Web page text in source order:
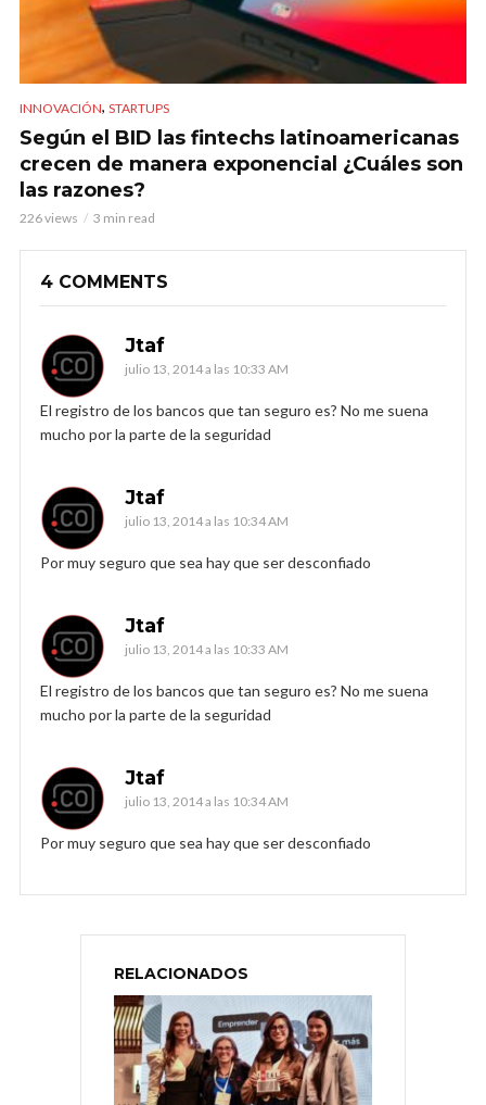
INNOVACIÓN, STARTUPS
Según el BID las fintechs latinoamericanas
crecen de manera exponencial ¿Cuáles son
las razones?
226 views 3 min read
4 COMMENTS
Jtaf
julio 13, 2014 a las 10:33 AM
El registro de los bancos que tan seguro es? No me suena
mucho por la parte de la seguridad
Jtaf
julio 13, 2014 a las 10:34 AM
Por muy seguro que sea hay que ser desconfiado
Jtaf
julio 13, 2014 a las 10:33 AM
El registro de los bancos que tan seguro es? No me suena
mucho por la parte de la seguridad
Jtaf
julio 13, 2014 a las 10:34 AM
Por muy seguro que sea hay que ser desconfiado
RELACIONADOS